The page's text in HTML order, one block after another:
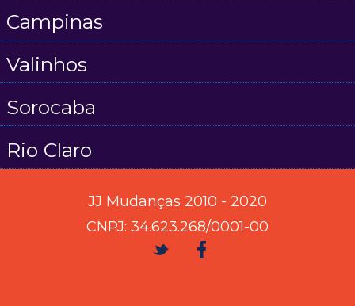
Campinas
Valinhos
Sorocaba
Rio Claro
JJ Mudanças 2010 - 2020
CNPJ: 34.623.268/0001-00